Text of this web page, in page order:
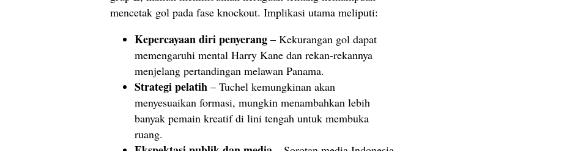
mencetak gol pada fase knockout. Implikasi utama meliputi:
Kepercayaan diri penyerang – Kekurangan gol dapat
memengaruhi mental Harry Kane dan rekan-rekannya
menjelang pertandingan melawan Panama.
Strategi pelatih – Tuchel kemungkinan akan
menyesuaikan formasi, mungkin menambahkan lebih
banyak pemain kreatif di lini tengah untuk membuka
ruang.